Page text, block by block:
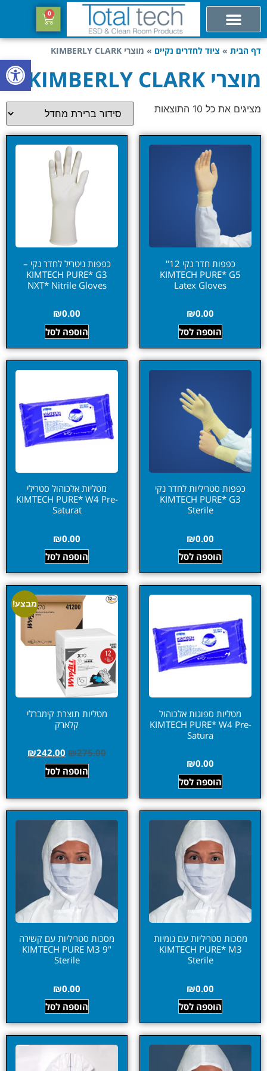
פתח
0
דף הבית » ציוד לחדרים נקיים » מוצרי KIMBERLY CLARK
מוצרי KIMBERLY CLARK
מציגים את כל ⁦10⁩ התוצאות
כפפות חדר נקי 12"
KIMTECH PURE* G5
Latex Gloves
₪0.00
הוספה לסל
כפפות ניטריל לחדר נקי –
KIMTECH PURE* G3
NXT* Nitrile Gloves
₪0.00
הוספה לסל
כפפות סטריליות לחדר נקי
KIMTECH PURE* G3
Sterile
₪0.00
הוספה לסל
מטליות אלכוהול סטרילי
KIMTECH PURE* W4 Pre-
Saturat
₪0.00
הוספה לסל
מטליות ספוגות אלכוהול
KIMTECH PURE* W4 Pre-
Satura
₪0.00
הוספה לסל
מבצע!
מטליות תוצרת קימברלי
קלארק
₪275.00
₪242.00
הוספה לסל
מסכות סטריליות עם גומיות
KIMTECH PURE* M3
Sterile
₪0.00
הוספה לסל
מסכות סטריליות עם קשירה
"9 KIMTECH PURE M3
Sterile
₪0.00
הוספה לסל